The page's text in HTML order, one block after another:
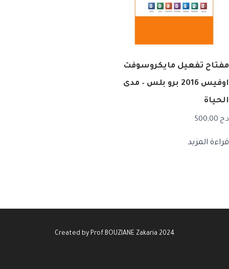
مفتاح تفعيل مايكروسوفت
اوفيس 2016 برو بلس – مدى
الحياة
د.ج
قراءة المزيد
Created by Prof.BOUZIANE Zakaria 2024